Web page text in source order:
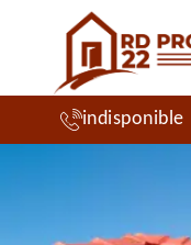
indisponible